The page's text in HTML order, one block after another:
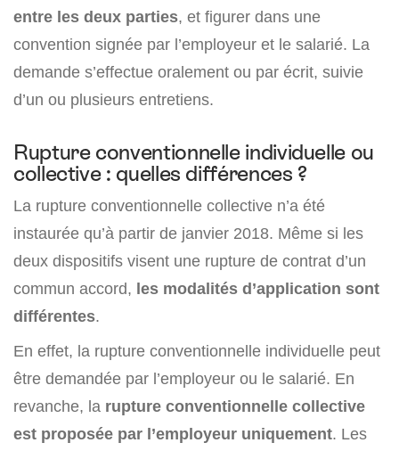
entre les deux parties, et figurer dans une
convention signée par l’employeur et le salarié. La
demande s’effectue oralement ou par écrit, suivie
d’un ou plusieurs entretiens.
Rupture conventionnelle individuelle ou
collective : quelles différences ?
La rupture conventionnelle collective n’a été
instaurée qu’à partir de janvier 2018. Même si les
deux dispositifs visent une rupture de contrat d’un
commun accord, les modalités d’application sont
différentes.
En effet, la rupture conventionnelle individuelle peut
être demandée par l’employeur ou le salarié. En
revanche, la rupture conventionnelle collective
est proposée par l’employeur uniquement. Les